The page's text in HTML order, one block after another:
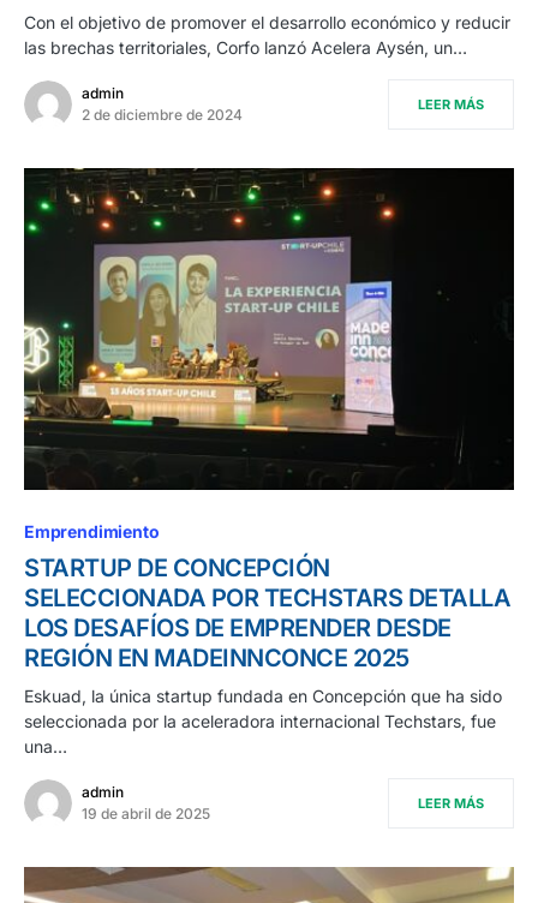
Con el objetivo de promover el desarrollo económico y reducir
las brechas territoriales, Corfo lanzó Acelera Aysén, un…
admin
2 de diciembre de 2024
LEER MÁS
Emprendimiento
STARTUP DE CONCEPCIÓN
SELECCIONADA POR TECHSTARS DETALLA
LOS DESAFÍOS DE EMPRENDER DESDE
REGIÓN EN MADEINNCONCE 2025
Eskuad, la única startup fundada en Concepción que ha sido
seleccionada por la aceleradora internacional Techstars, fue
una…
admin
19 de abril de 2025
LEER MÁS